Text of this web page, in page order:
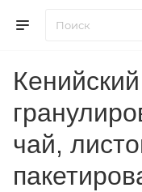
Кенийский
чай,